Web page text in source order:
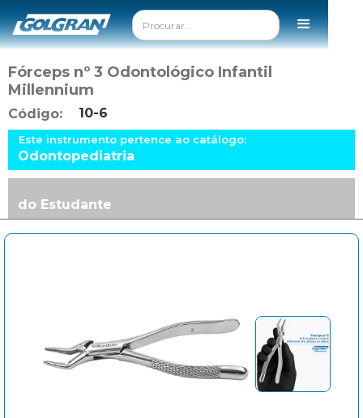
Fórceps nº 3 Odontológico Infantil
Millennium
Código: 10-6
Este instrumento pertence ao catálogo:
Odontopediatria
do Estudante